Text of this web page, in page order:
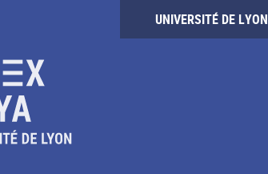
UNIVERSITÉ DE LYON